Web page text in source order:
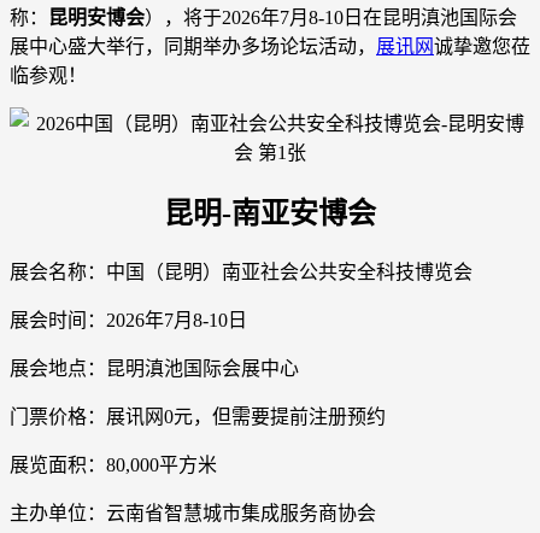
称：
昆明安博会），将于2026年7月8-10日在昆明滇池国际会
展中心盛大举行，同期举办多场论坛活动， 展讯网诚挚邀您莅
临参观！
昆明-南亚安博会
展会名称：中国（昆明）南亚社会公共安全科技博览会
展会时间：2026年7月8-10日
展会地点：昆明滇池国际会展中心
门票价格：展讯网0元，但需要提前注册预约
展览面积：80,000平方米
主办单位：云南省智慧城市集成服务商协会